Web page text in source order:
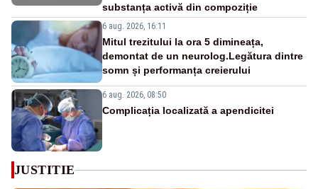
substanța activă din compoziție
6 aug. 2026, 16:11
Mitul trezitului la ora 5 dimineața,
demontat de un neurolog.Legătura dintre
somn și performanța creierului
6 aug. 2026, 08:50
Complicația localizată a apendicitei
JUSTITIE